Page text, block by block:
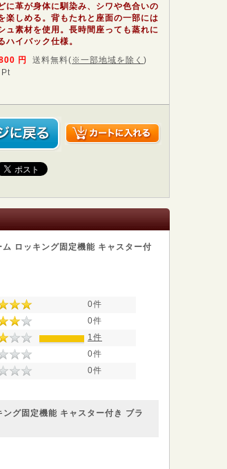
に革が身体に馴染み、シワや色合いの
楽しめる。背もたれと座面の一部には
ュ素材を使用。長時間座っても蒸れに
ハイバック仕様。
円 送料無料(※一部地域を除く )
ロッキング固定機能 キャスター付
0件
0件
1件
0件
0件
グ固定機能 キャスター付き ブラ